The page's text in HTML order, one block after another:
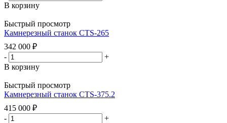
В корзину
Быстрый просмотр
Камнерезный станок CTS-265
342 000 ₽
-
+
В корзину
Быстрый просмотр
Камнерезный станок CTS-375.2
415 000 ₽
-
+